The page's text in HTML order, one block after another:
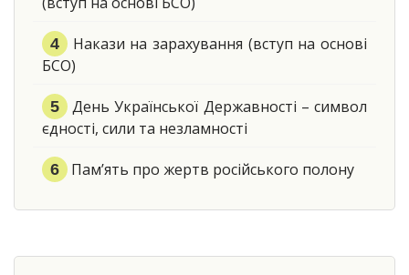
Накази на зарахування (вступ на основі
БСО)
День Української Державності – символ
єдності, сили та незламності
Пам’ять про жертв російського полону